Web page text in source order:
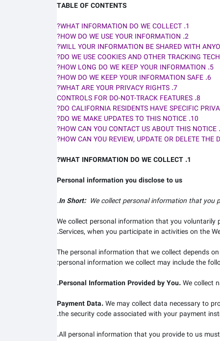
TABLE OF CONTENTS
1. WHAT INFORMATION DO WE COLLECT?
2. HOW DO WE USE YOUR INFORMATION?
5. HOW LONG DO WE KEEP YOUR INFORMATION?
6. HOW DO WE KEEP YOUR INFORMATION SAFE?
7. WHAT ARE YOUR PRIVACY RIGHTS?
8. CONTROLS FOR DO-NOT-TRACK FEATURES
10. DO WE MAKE UPDATES TO THIS NOTICE?
1. WHAT INFORMATION DO WE COLLECT?
Personal information you disclose to us
In Short: We collect personal information that you
We collect personal information that you voluntarily
Services, when you participate in activities on the
The personal information that we collect depends
personal information we collect may include the
Personal Information Provided by You.We collect
Payment Data.We may collect data necessary to
the security code associated with your payment
.
All personal information that you provide to us